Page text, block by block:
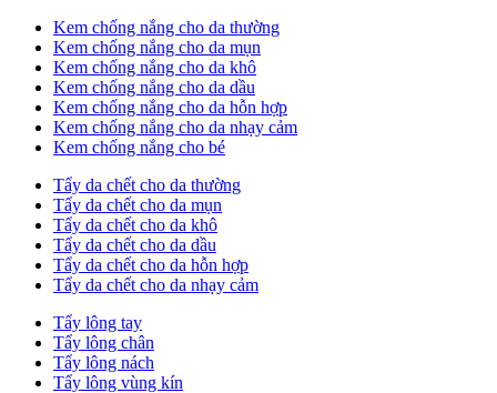
Kem chống nắng cho da thường
Kem chống nắng cho da mụn
Kem chống nắng cho da khô
Kem chống nắng cho da dầu
Kem chống nắng cho da hỗn hợp
Kem chống nắng cho da nhạy cảm
Kem chống nắng cho bé
Tẩy da chết cho da thường
Tẩy da chết cho da mụn
Tẩy da chết cho da khô
Tẩy da chết cho da dầu
Tẩy da chết cho da hỗn hợp
Tẩy da chết cho da nhạy cảm
Tẩy lông tay
Tẩy lông chân
Tẩy lông nách
Tẩy lông vùng kín